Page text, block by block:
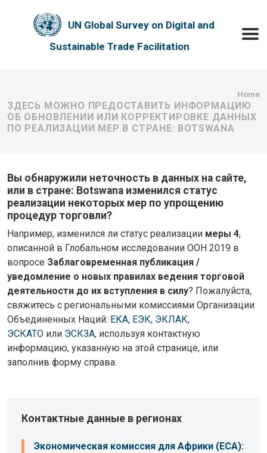
UN Global Survey on Digital and
Sustainable Trade Facilitation
Home
ЗДЕСЬ МОЖНО ПРЕДОСТАВИТЬ ИНФОРМАЦИЮ
ОБ ОБНОВЛЕНИИ ИЛИ КОРРЕКТИРОВКЕ ДАННЫХ
ПО РЕАЛИЗАЦИИ МЕР В СТРАНЕ: BOTSWANA
Вы обнаружили неточность в данных на сайте,
или в стране: Botswana изменился статус
реализации некоторых мер по упрощению
процедур торговли?
Например, изменился ли статус реализации меры 4,
описанной в Глобальном исследовании ООН 2019 в
вопросе Заблаговременная публикация /
уведомление о новых правилах ведения торговой
деятельности до их вступления в силу? Пожалуйста,
свяжитесь с региональными комиссиями Организации
Объединенных Наций: ЕКА, ЕЭК, ЭКЛАК,
ЭСКАТО или ЭСКЗА, используя контактную
информацию, указанную на этой странице, или
заполнив форму справа.
Контактные данные в регионах
Экономическая комиссия для Африки (ECA):